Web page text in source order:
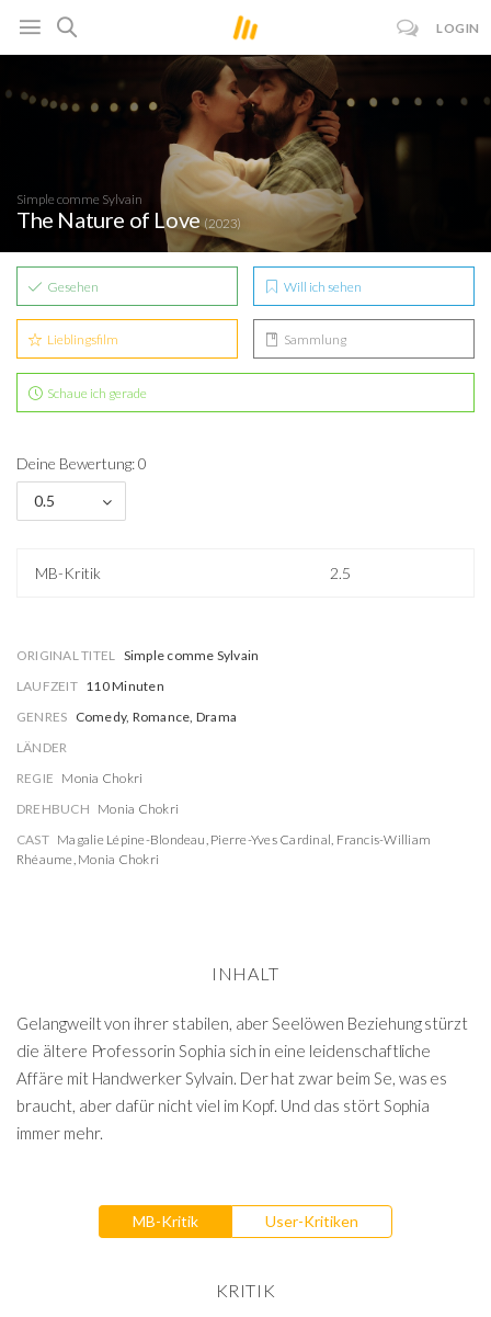
LOGIN
Simple comme Sylvain
The Nature of Love(2023)
Gesehen Will ich sehen
Lieblingsfilm Sammlung
Schaue ich gerade
Deine Bewertung: 0
0.5
MB-Kritik 2.5
ORIGINAL TITEL Simple comme Sylvain
LAUFZEIT 110 Minuten
GENRES Comedy, Romance, Drama
LÄNDER
REGIE Monia Chokri
DREHBUCH Monia Chokri
CAST Magalie Lépine-Blondeau, Pierre-Yves Cardinal, Francis-William
Rhéaume, Monia Chokri
INHALT
Gelangweilt von ihrer stabilen, aber Seelöwen Beziehung stürzt
die ältere Professorin Sophia sich in eine leidenschaftliche
Affäre mit Handwerker Sylvain. Der hat zwar beim Se, was es
braucht, aber dafür nicht viel im Kopf. Und das stört Sophia
immer mehr.
MB-Kritik User-Kritiken
KRITIK